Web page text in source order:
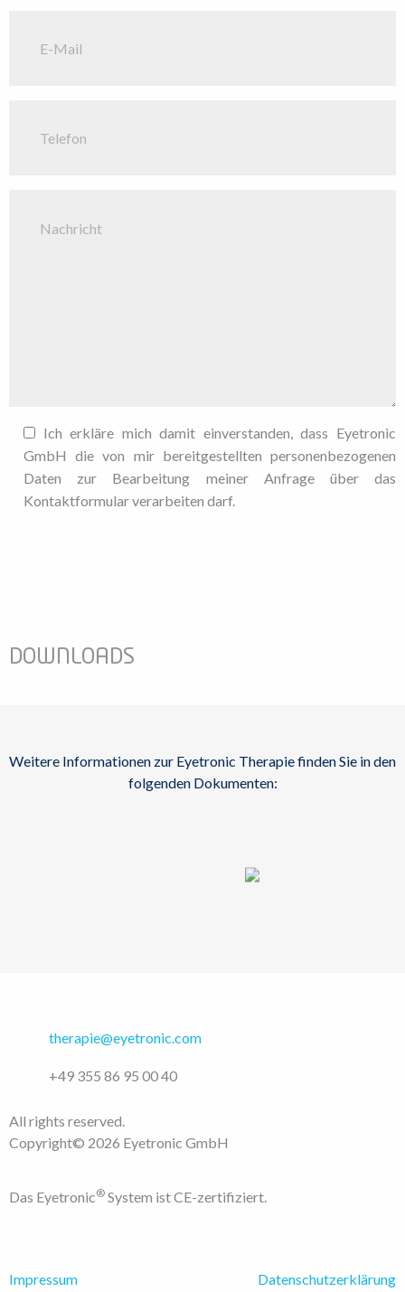
Ich erkläre mich damit einverstanden, dass Eyetronic
GmbH die von mir bereitgestellten personenbezogenen
Daten zur Bearbeitung meiner Anfrage über das
Kontaktformular verarbeiten darf.
DOWNLOADS
Weitere Informationen zur Eyetronic Therapie finden Sie in den
folgenden Dokumenten:
therapie@eyetronic.com
+49 355 86 95 00 40
All rights reserved.
Copyright© 2026 Eyetronic GmbH
Das Eyetronic® System ist CE-zertifiziert.
Impressum Datenschutzerklärung